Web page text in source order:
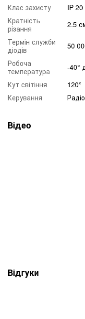
Клас захисту
IP 20
Кратність
різання
2.5
Термін служби
діодів
50
Робоча
температура
-40°
Кут світіння
120°
Керування
Відео
Відгуки